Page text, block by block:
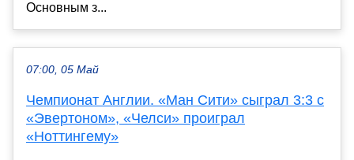
Основным з...
07:00, 05 Май
Чемпионат Англии. «Ман Сити» сыграл 3:3 с
«Эвертоном», «Челси» проиграл
«Ноттингему»